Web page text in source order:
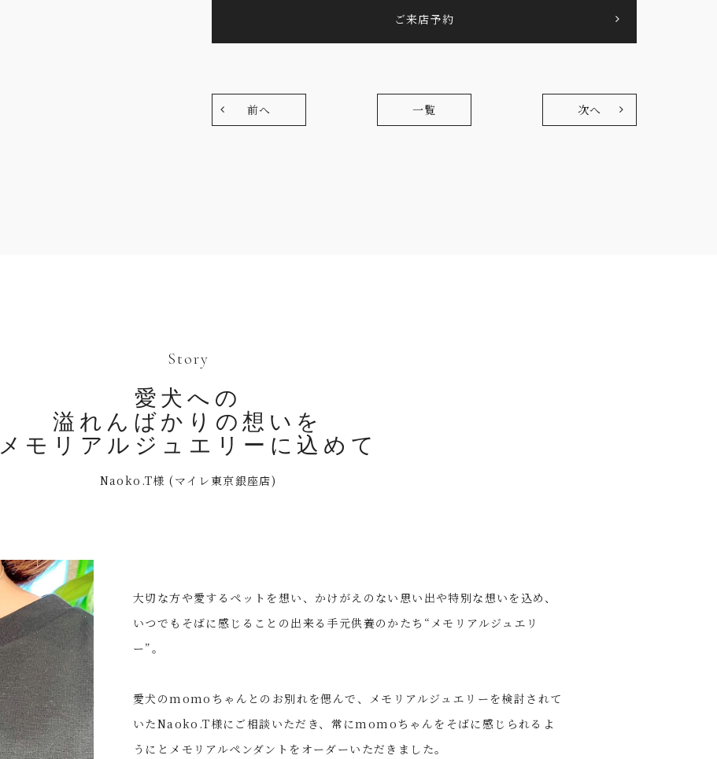
ご来店予約
前へ 一覧 次へ
Story
愛犬への
溢れんばかりの想いを
メモリアルジュエリーに込めて
Naoko.T様 (マイレ東京銀座店)
大切な方や愛するペットを想い、かけがえのない思い出や特別な想いを込め、
いつでもそばに感じることの出来る手元供養のかたち“メモリアルジュエリ
ー”。
愛犬のmomoちゃんとのお別れを偲んで、メモリアルジュエリーを検討されて
いたNaoko.T様にご相談いただき、常にmomoちゃんをそばに感じられるよ
うにとメモリアルペンダントをオーダーいただきました。